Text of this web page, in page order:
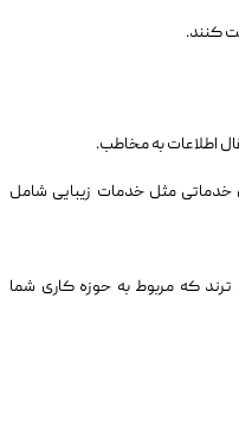
کنند.
اطلاعات به مخاطب.
مثل خدمات زیبایی شامل
که مربوط به حوزه کاری شما